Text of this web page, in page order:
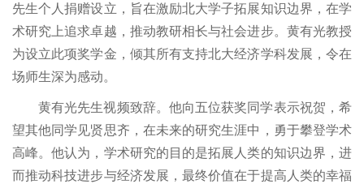
先生个人捐赠设立，旨在激励北大学子拓展知识边界，在学
术研究上追求卓越，推动教研相长与社会进步。黄有光教授
为设立此项奖学金，倾其所有支持北大经济学科发展，令在
场师生深为感动。
黄有光先生视频致辞。他向五位获奖同学表示祝贺，希
望其他同学见贤思齐，在未来的研究生涯中，勇于攀登学术
高峰。他认为，学术研究的目的是拓展人类的知识边界，进
而推动科技进步与经济发展，最终价值在于提高人类的幸福